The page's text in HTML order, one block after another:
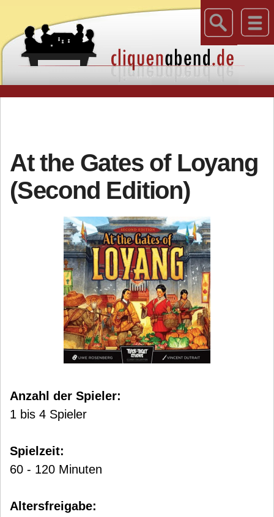
At the Gates of Loyang
(Second Edition)
Anzahl der Spieler:
1 bis 4 Spieler
Spielzeit:
60 - 120 Minuten
Altersfreigabe: